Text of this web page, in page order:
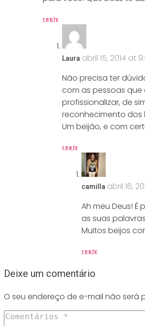
reply
Laura abril 15, 2014 at
Não precisa ter
com as pessoas
profissionalizar, de
reconhecimento dos
Um beijão, e com
reply
camilla abril 16,
Ah meu Deus!
as suas
Muitos beijos
reply
Deixe um comentário
O seu endereço de e-mail não será